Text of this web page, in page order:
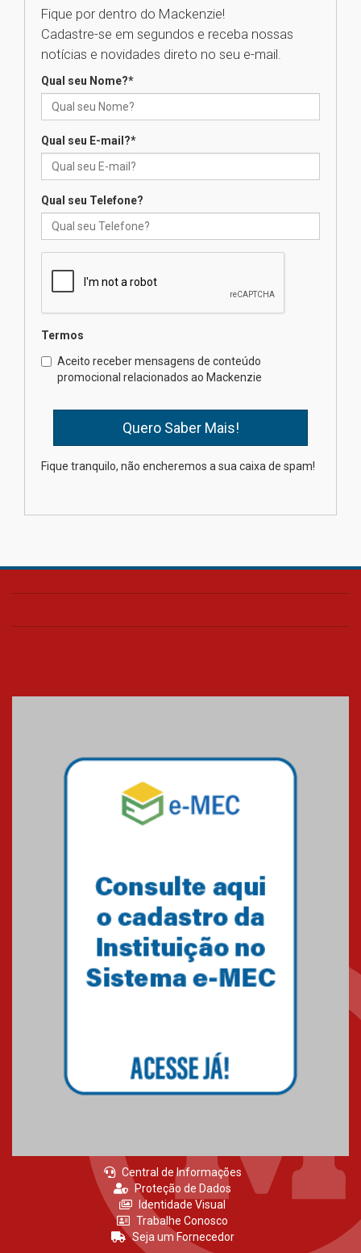
Professora do Mackenzie é
finalista do Prêmio Jabuti com
obra sobre ética e arquitetura
contemporânea
internacionais
Oncologista do HUEM ressalta
diagnóstico precoce do câncer
03.08.2026
Jazz promovem capacitação
em práticas de cozinha
Tecnologia e inovação serão
Agronegócio 2026
Fique por dentro do Mackenzie!
Cadastre-se em segundos e receba nossas
notícias e novidades direto no seu e-mail.
Qual seu Nome?*
Qual seu E-mail?*
Qual seu Telefone?
Termos
Aceito receber mensagens de conteúdo
promocional relacionados ao Mackenzie
Fique tranquilo, não encheremos a sua caixa de spam!
Central de Informações
Proteção de Dados
Identidade Visual
Trabalhe Conosco
Seja um Fornecedor